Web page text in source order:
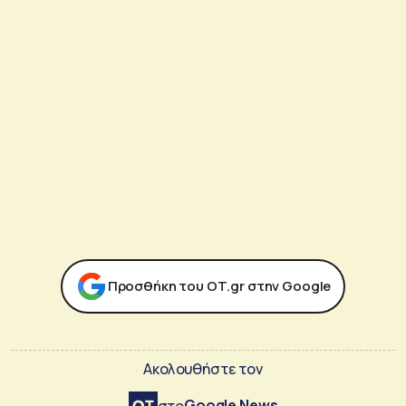
Προσθήκη του ΟΤ.gr στην Google
Ακολουθήστε τον